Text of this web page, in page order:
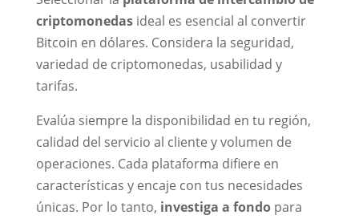
criptomonedasideal es esencial al convertir
Bitcoin en dólares. Considera la seguridad,
variedad de criptomonedas, usabilidad y
tarifas.
Evalúa siempre la disponibilidad en tu región,
calidad del servicio al cliente y volumen de
operaciones. Cada plataforma difiere en
características y encaje con tus necesidades
únicas. Por lo tanto, investiga a fondopara